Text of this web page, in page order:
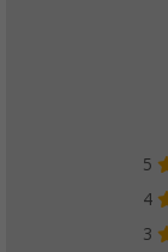
5
4
3